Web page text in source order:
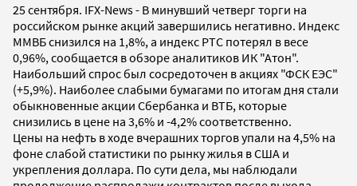
25 сентября. IFX-News - В минувший четверг торги на
российском рынке акций завершились негативно. Индекс
ММВБ снизился на 1,8%, а индекс РТС потерял в весе
0,96%, сообщается в обзоре аналитиков ИК "Атон".
Наибольший спрос был сосредоточен в акциях "ФСК ЕЭС"
(+5,9%). Наиболее слабыми бумагами по итогам дня стали
обыкновенные акции Сбербанка и ВТБ, которые
снизились в цене на 3,6% и -4,2% соответственно.
Цены на нефть в ходе вчерашних торгов упали на 4,5% на
фоне слабой статистики по рынку жилья в США и
укрепления доллара. По сути дела, мы наблюдали